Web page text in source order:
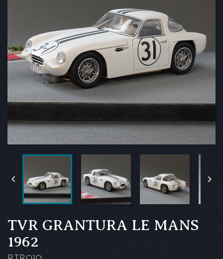
 
TVR GRANTURA LE MANS
1962